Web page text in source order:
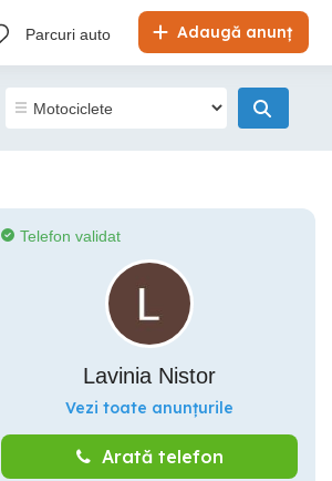
Adaugă anunț
Parcuri auto
Telefon validat
Lavinia Nistor
Vezi toate anunțurile
Arată telefon